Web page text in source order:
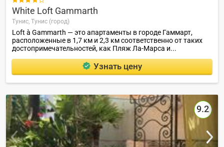
White Loft Gammarth
Тунис, Тунис (город)
Loft à Gammarth — это апартаменты в городе Гаммарт,
расположенные в 1,7 км и 2,3 км соответственно от таких
достопримечательностей, как Пляж Ла-Марса и...
Узнать цену
9.2